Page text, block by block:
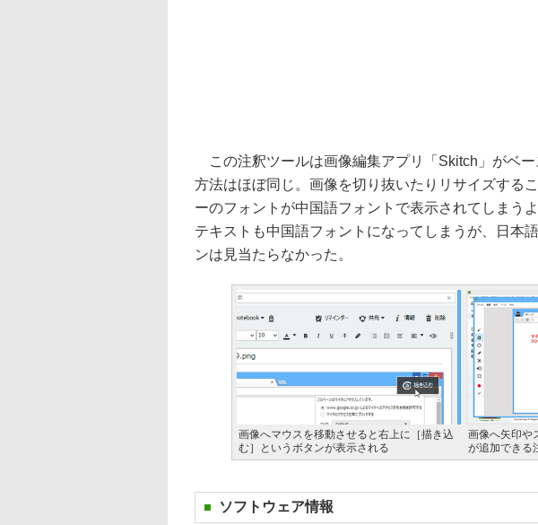
この注釈ツールは画像編集アプリ「Skitch」がベ
方法はほぼ同じ。画像を切り抜いたりリサイズする
ーのフォントが中国語フォントで表示されてしまう
テキストも中国語フォントになってしまうが、日本
ンは見当たらなかった。
画像へマウスを移動させると右上に［描き込
む］というボタンが表示される
画像へ矢印や
が追加できる
ソフトウェア情報